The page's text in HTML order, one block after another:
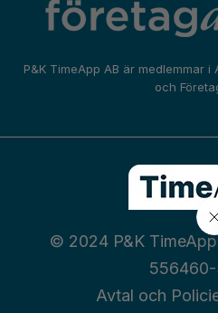
P&K TimeApp AB är medlemmar i
och
© 2024 P&K
Avtal och